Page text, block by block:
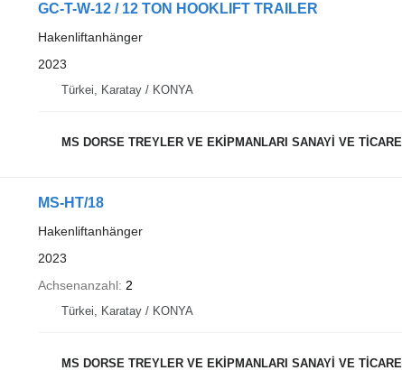
GC-T-W-12 / 12 TON HOOKLIFT TRAILER
Hakenliftanhänger
2023
Türkei, Karatay / KONYA
MS DORSE TREYLER VE EKİPMANLARI SANAYİ VE TİCARET LTD STİ
MS-HT/18
Hakenliftanhänger
2023
Achsenanzahl 2
Türkei, Karatay / KONYA
MS DORSE TREYLER VE EKİPMANLARI SANAYİ VE TİCARET LTD STİ